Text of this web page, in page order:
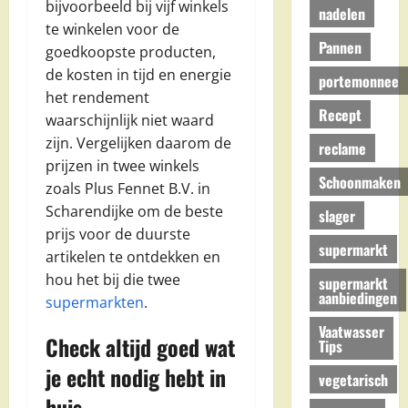
bijvoorbeeld bij vijf winkels
te winkelen voor de
goedkoopste producten,
de kosten in tijd en energie
het rendement
waarschijnlijk niet waard
zijn. Vergelijken daarom de
prijzen in twee winkels
zoals Plus Fennet B.V. in
Scharendijke om de beste
prijs voor de duurste
artikelen te ontdekken en
hou het bij die twee
supermarkten.
Check altijd goed wat
je echt nodig hebt in
nadelen
Pannen
portemonnee
Recept
reclame
Schoonmaken
slager
supermarkt
supermarkt
aanbiedingen
Vaatwasser
Tips
vegetarisch